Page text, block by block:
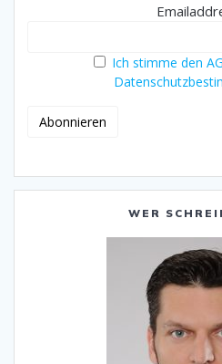
Ich stimme den
WER